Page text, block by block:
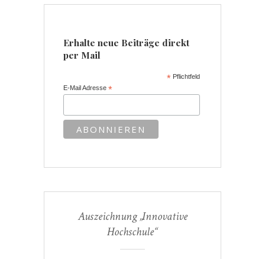
Erhalte neue Beiträge direkt
per Mail
* Pflichtfeld
E-Mail Adresse*
Auszeichnung „Innovative
Hochschule“